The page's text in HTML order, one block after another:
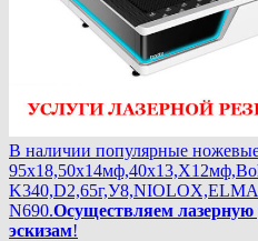
В наличии популярные
N690.Осуществляем
эскизам!